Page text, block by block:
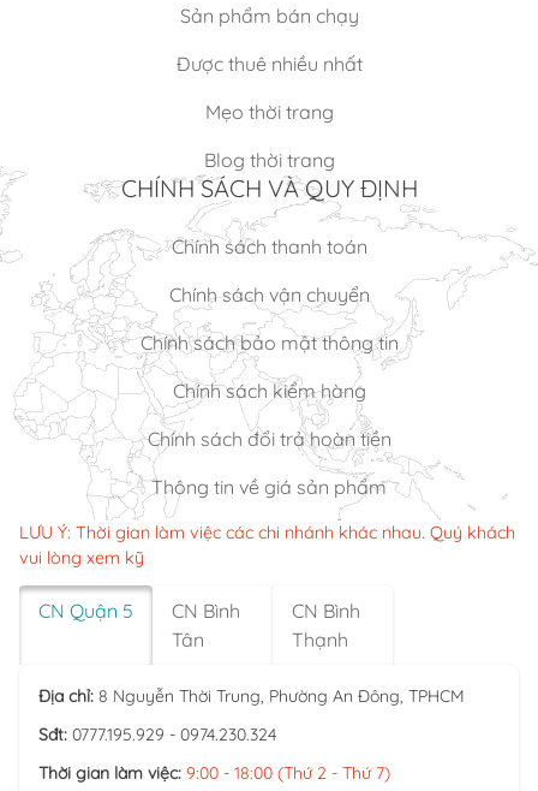
Sản phẩm bán chạy
Được thuê nhiều nhất
Mẹo thời trang
Blog thời trang
CHÍNH SÁCH VÀ QUY ĐỊNH
Chính sách thanh toán
Chính sách vận chuyển
Chính sách bảo mật thông tin
Chính sách kiểm hàng
Chính sách đổi trả hoàn tiền
Thông tin về giá sản phẩm
LƯU Ý: Thời gian làm việc các chi nhánh khác nhau. Quý khách
vui lòng xem kỹ
CN Quận 5
CN Bình
Tân
CN Bình
Thạnh
Địa chỉ: 8 Nguyễn Thời Trung, Phường An Đông, TPHCM
Sđt: 0777.195.929 - 0974.230.324
Thời gian làm việc: 9:00 - 18:00 (Thứ 2 - Thứ 7)